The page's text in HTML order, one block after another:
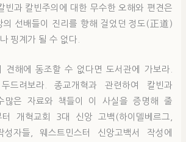
빈과 칼빈주의에 대한 무수한 오해와 편견은
의 선배들이 진리를 향해 걸었던 정도(正道)
핑계가 될 수 없다.
견해에 동조할 수 없다면 도서관에 가보라.
드려보라. 종교개혁과 관련하여 칼빈과
많은 자료와 책들이 이 사실을 증명해 줄
터 개혁교회 3대 신앙 고백(하이델베르그,
자들, 웨스트민스터 신앙고백서 작성에